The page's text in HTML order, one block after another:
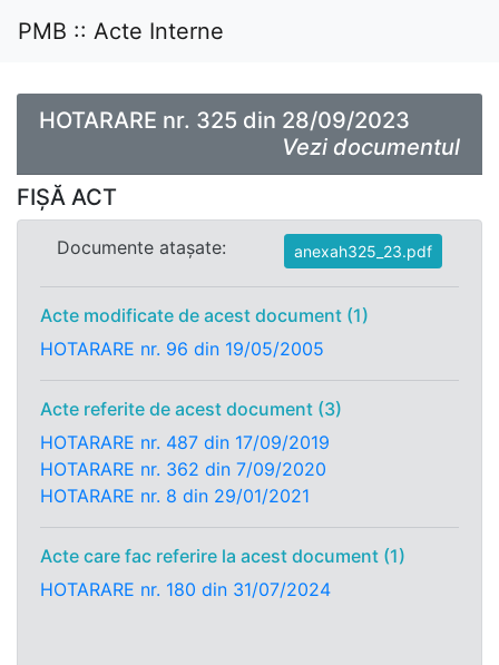
PMB :: Acte Interne
HOTARARE nr. 325 din 28/09/2023
Vezi documentul
FIȘĂ ACT
Documente atașate: anexah325_23.pdf
Acte modificate de acest document (1)
HOTARARE nr. 96 din 19/05/2005
Acte referite de acest document (3)
HOTARARE nr. 487 din 17/09/2019
HOTARARE nr. 362 din 7/09/2020
HOTARARE nr. 8 din 29/01/2021
Acte care fac referire la acest document (1)
HOTARARE nr. 180 din 31/07/2024